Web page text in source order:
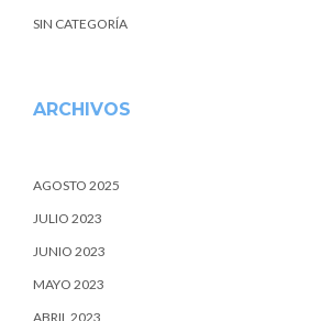
SIN CATEGORÍA
ARCHIVOS
AGOSTO 2025
JULIO 2023
JUNIO 2023
MAYO 2023
ABRIL 2023